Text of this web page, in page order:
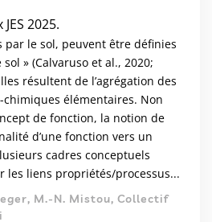
2025.
par le sol, peuvent être définies
» (Calvaruso et al., 2020;
résultent de l’agrégation des
chimiques élémentaires. Non
de fonction, la notion de
d’une fonction vers un
cadres conceptuels
les liens propriétés/processus...
M.-N. Mistou, Collectif